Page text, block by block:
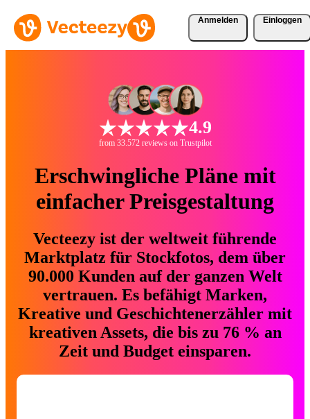
Anmelden Einloggen
4.9
from 33.572 reviews on Trustpilot
Erschwingliche Pläne mit
einfacher Preisgestaltung
Vecteezy ist der weltweit führende
Marktplatz für Stockfotos, dem über
90.000 Kunden auf der ganzen Welt
vertrauen. Es befähigt Marken,
Kreative und Geschichtenerzähler mit
kreativen Assets, die bis zu 76 % an
Zeit und Budget einsparen.